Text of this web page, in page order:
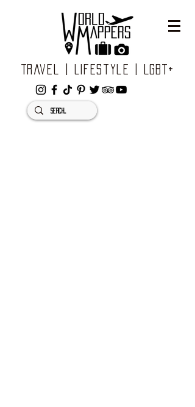
Travel | Lifestyle | LGBT+